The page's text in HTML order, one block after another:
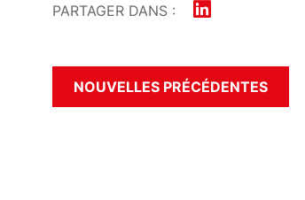
PARTAGER DANS :
NOUVELLES PRÉCÉDENTES